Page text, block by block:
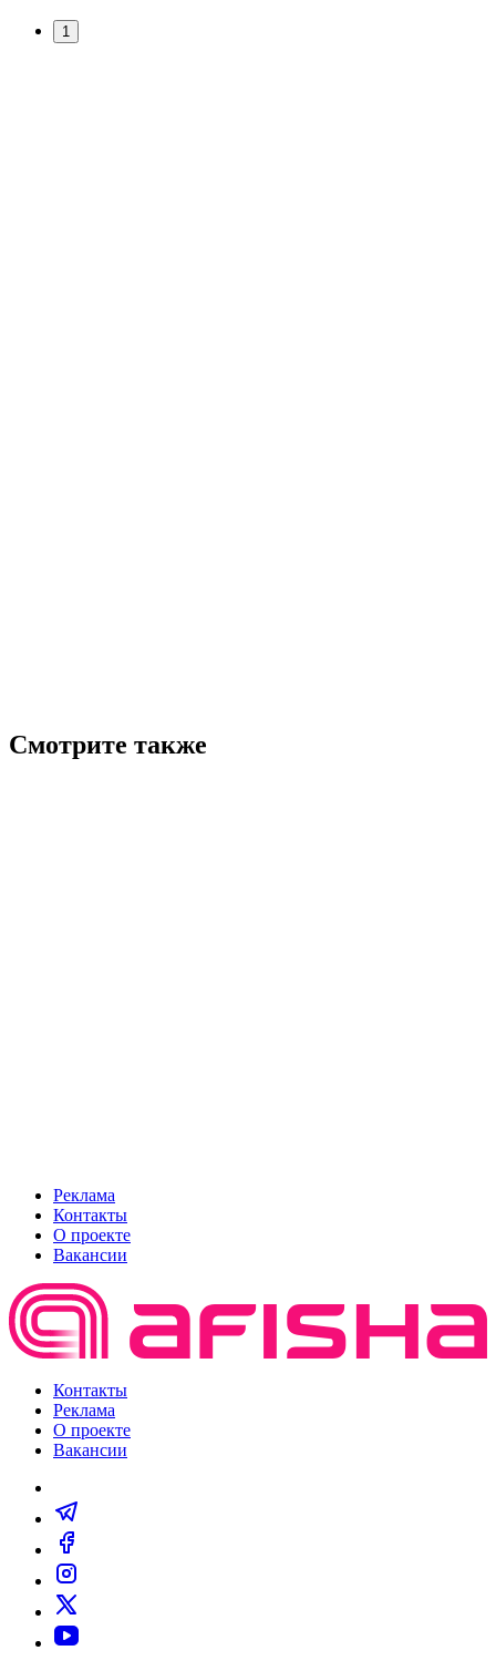
1
Смотрите также
Реклама
Контакты
О проекте
Вакансии
Контакты
Реклама
О проекте
Вакансии